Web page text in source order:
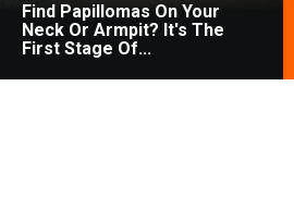
Find Papillomas On Your
Neck Or Armpit? It's The
First Stage Of...